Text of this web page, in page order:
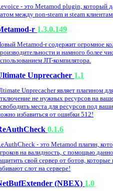
- это Metamod plugin, который
между non-steam и steam
r 1.3.0.149
Metamod-r содержит огромное
и намного более
JIT-компилятора.
Unprecacher 1.1
Unprecacher являет плагином
не нужных ресурсов на
места для ресурсов под
избавиться от ошибки 512!
0.1.6
- это Metamod плагин,
на валидность, с помощью
свой сервер от ботов,
слот на сервере!
(NBEX) 1.0